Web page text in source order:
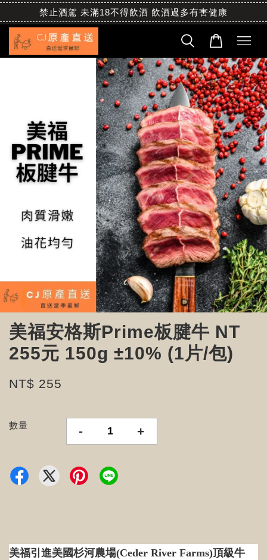
禁止酒駕 未滿18不得飲酒 飲酒過多有害健康
美福安格斯Prime板腱牛 NT
255元 150g ±10% (1片/包)
NT$ 255
數量 - +
美福引進美國杉河農場(Ceder River Farms)頂級牛